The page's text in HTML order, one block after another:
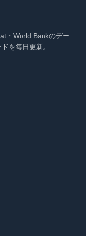
・World Bankのデー
を毎日更新。